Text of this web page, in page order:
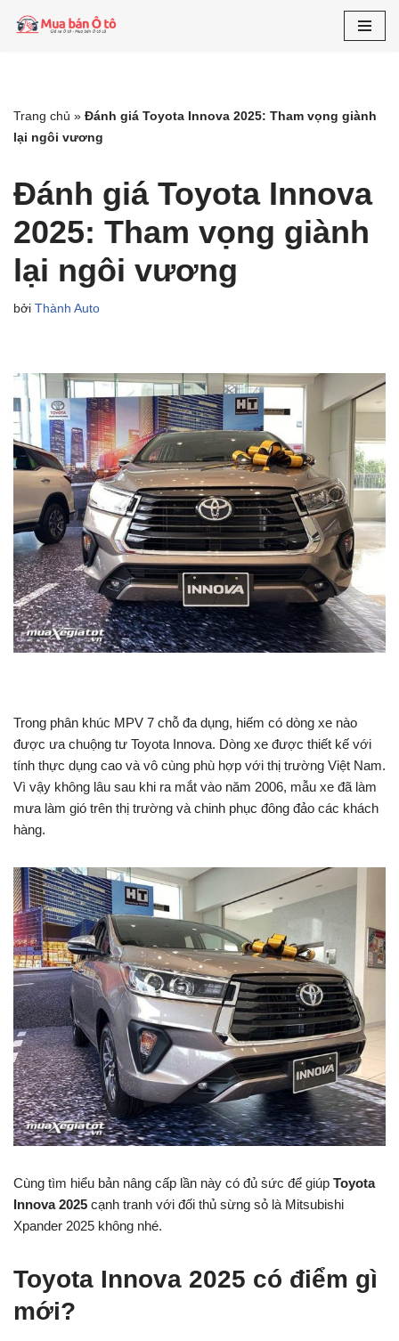
dung
Trang chủ » Đánh giá Toyota Innova 2025: Tham vọng giành
lại ngôi vương
Đánh giá Toyota Innova
2025: Tham vọng giành
lại ngôi vương
bởi Thành Auto
Trong phân khúc MPV 7 chỗ đa dụng, hiếm có dòng xe nào
được ưa chuộng tư Toyota Innova. Dòng xe được thiết kế với
tính thực dụng cao và vô cùng phù hợp với thị trường Việt Nam.
Vì vậy không lâu sau khi ra mắt vào năm 2006, mẫu xe đã làm
mưa làm gió trên thị trường và chinh phục đông đảo các khách
hàng.
Cùng tìm hiểu bản nâng cấp lần này có đủ sức để giúp Toyota
Innova 2025 cạnh tranh với đối thủ sừng sỏ là Mitsubishi
Xpander 2025 không nhé.
Toyota Innova 2025 có điểm gì
mới?